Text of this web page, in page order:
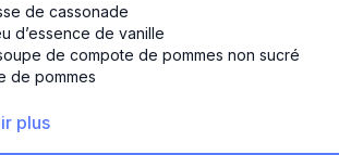
de cassonade
d’essence de vanille
de compote de pommes non sucré
de pommes
:
plus